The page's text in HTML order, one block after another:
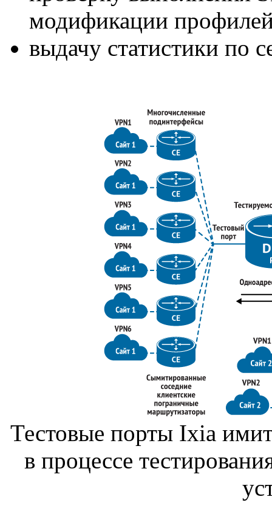
модификации
выдачу статистики по
Тестовые порты Ixia
в процессе